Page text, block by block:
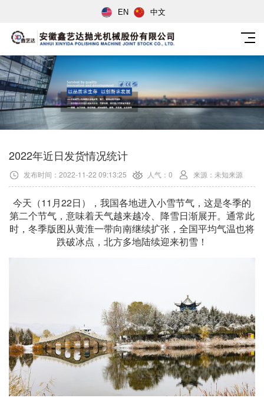
EN 中文
2022年近日发货情况统计
发布时间：2022-11-22 09:13:25 人气：0 来源：未知来源
今天（11月22日），我国各地进入小雪节气，这是冬季的
第二个节气，意味着天气越来越冷、降雪日渐展开。通常此
时，冬季版图从黄淮一带向南继续扩张，全国平均气温也将
跌破冰点，北方多地陆续迎来初雪！